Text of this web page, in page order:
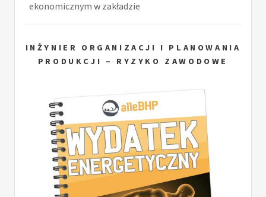
ekonomicznym w zakładzie
INŻYNIER ORGANIZACJI I PLANOWANIA
PRODUKCJI – RYZYKO ZAWODOWE